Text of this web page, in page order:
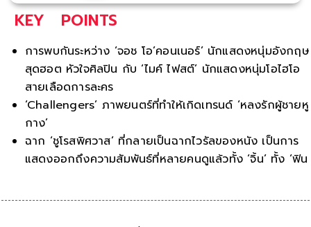
KEY POINTS
การพบกันระหว่าง ‘จอช โอ’คอนเนอร์’ นักแสดงหนุ่มอังกฤษ
สุดฮอต หัวใจศิลปิน กับ ‘ไมค์ ไฟสต์’ นักแสดงหนุ่มโอไฮโอ
สายเลือดการละคร
‘Challengers’ ภาพยนตร์ที่ทำให้เกิดเทรนด์ ‘หลงรักผู้ชายหู
กาง’
ฉาก ‘ชูโรสพิศวาส’ ที่กลายเป็นฉากไวรัลของหนัง เป็นการ
แสดงออกถึงความสัมพันธ์ที่หลายคนดูแล้วทั้ง ‘จิ้น’ ทั้ง ‘ฟิน